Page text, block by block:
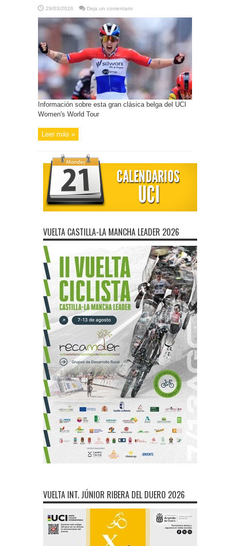
29/03/2026 Deja un comentario
Información sobre esta gran clásica belga del UCI
Women's World Tour
Leer más »
VUELTA CASTILLA-LA MANCHA LEADER 2026
VUELTA INT. JÚNIOR RIBERA DEL DUERO 2026